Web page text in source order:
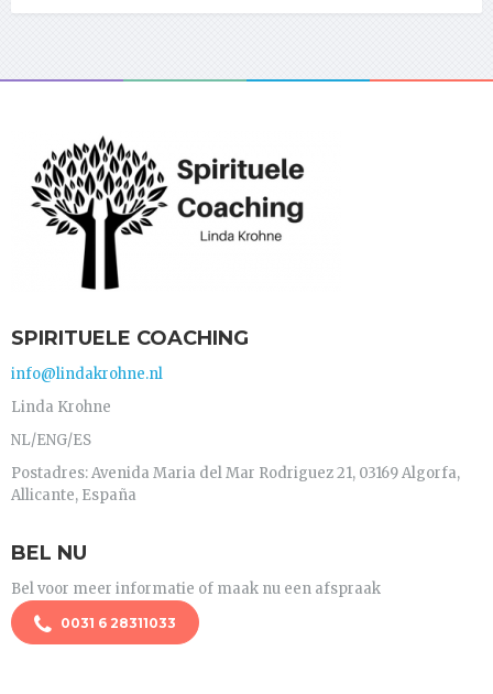
SPIRITUELE COACHING
info@lindakrohne.nl
Linda Krohne
NL/ENG/ES
Postadres: Avenida Maria del Mar Rodriguez 21, 03169 Algorfa,
Allicante, España
BEL NU
Bel voor meer informatie of maak nu een afspraak
0031 6 28311033